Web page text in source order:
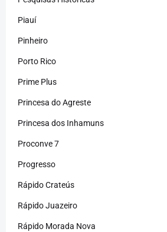
Piauí
Pinheiro
Porto Rico
Prime Plus
Princesa do Agreste
Princesa dos Inhamuns
Proconve 7
Progresso
Rápido Crateús
Rápido Juazeiro
Rápido Morada Nova